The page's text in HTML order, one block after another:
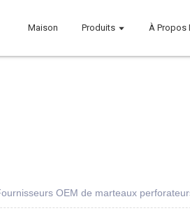
Maison Produits À Propos
OEM de marteaux